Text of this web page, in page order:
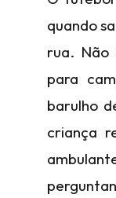
quando
rua. Não
para
barulho
criança